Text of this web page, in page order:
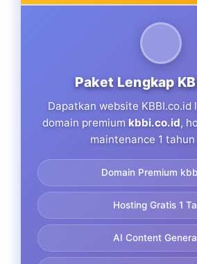
Paket Lengkap
Dapatkan website KBBI.co.id
domain premium kbbi.co.id,
maintenance 1 tahun
Domain Premium
Hosting Gratis 1
AI Content